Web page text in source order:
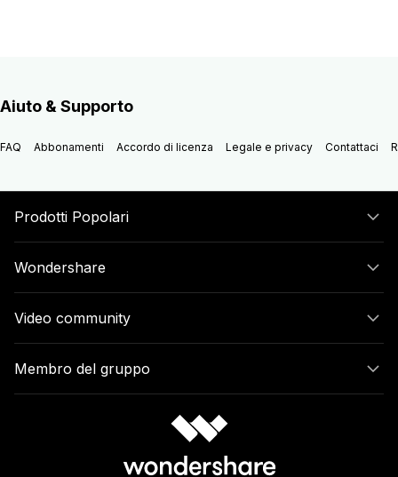
Aiuto & Supporto
FAQ Abbonamenti Accordo di licenza Legale e privacy Contattaci
Prodotti Popolari
Wondershare
Video community
Membro del gruppo